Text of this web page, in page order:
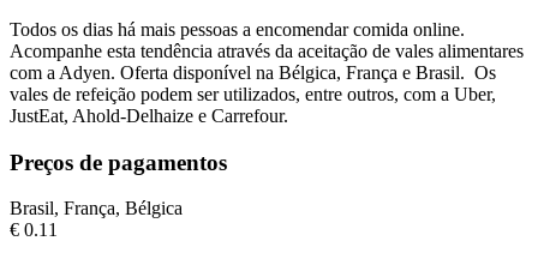
Todos os dias há mais pessoas a encomendar comida online.
Acompanhe esta tendência através da aceitação de vales alimentares
com a Adyen. Oferta disponível na Bélgica, França e Brasil. Os
vales de refeição podem ser utilizados, entre outros, com a Uber,
JustEat, Ahold-Delhaize e Carrefour.
Preços de pagamentos
Brasil, França, Bélgica
€0.11